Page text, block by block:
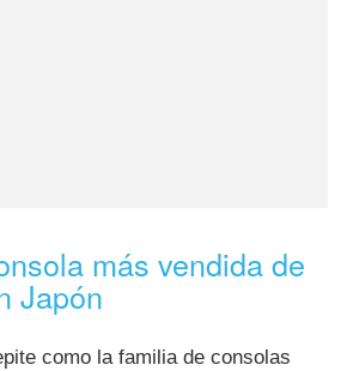
más vendida de
Japón
como la familia de consolas